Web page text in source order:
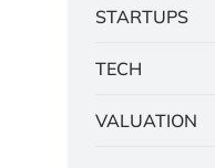
STARTUPS
TECH
VALUATION